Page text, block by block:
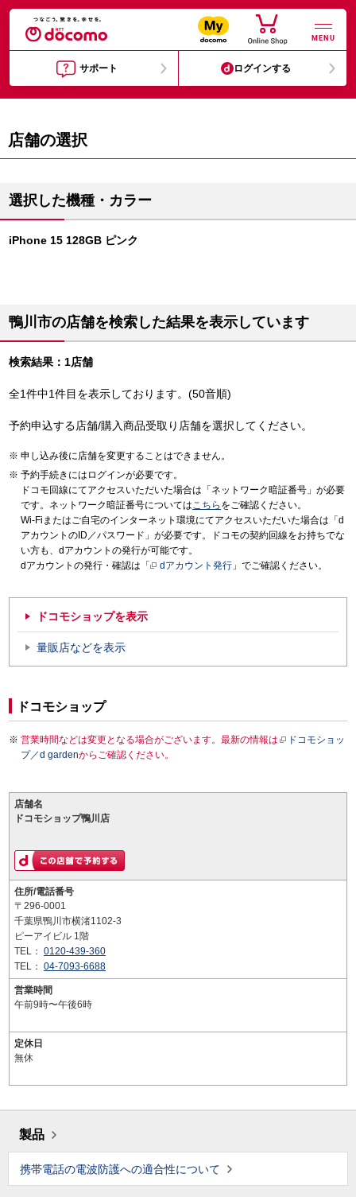
MENU
サポート ログインする
店舗の選択
選択した機種・カラー
iPhone 15 128GB ピンク
鴨川市の店舗を検索した結果を表示しています
検索結果：1店舗
全1件中1件目を表示しております。(50音順)
予約申込する店舗/購入商品受取り店舗を選択してください。
申し込み後に店舗を変更することはできません。
予約手続きにはログインが必要です。
ドコモ回線にてアクセスいただいた場合は「ネットワーク暗証番号」が必要
です。ネットワーク暗証番号についてはこちら をご確認ください。
Wi-Fiまたはご自宅のインターネット環境にてアクセスいただいた場合は「d
アカウントのID／パスワード」が必要です。ドコモの契約回線をお持ちでな
い方も、dアカウントの発行が可能です。
dアカウントの発行・確認は「
dアカウント発行 」でご確認ください。
ドコモショップを表示
量販店などを表示
ドコモショップ
営業時間などは変更となる場合がございます。最新の情報は
ドコモショッ
プ／d gardenからご確認ください。
店舗名
ドコモショップ鴨川店
住所/電話番号
〒296-0001
千葉県鴨川市横渚1102-3
ピーアイビル 1階
TEL： 0120-439-360
TEL： 04-7093-6688
営業時間
午前9時〜午後6時
定休日
無休
製品
携帯電話の電波防護への適合性について